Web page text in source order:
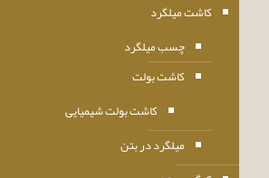
کاشت میلگرد
چسب میلگرد
کاشت بولت
کاشت بولت شیمیایی
میلگرد در بتن